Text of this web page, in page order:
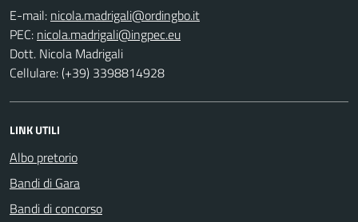
E-mail:
PEC:
Dott. Nicola Madrigali
Cellulare: (+39) 3398814928
LINK UTILI
Albo pretorio
Bandi di Gara
Bandi di concorso